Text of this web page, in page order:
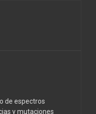
de espectros
y mutaciones